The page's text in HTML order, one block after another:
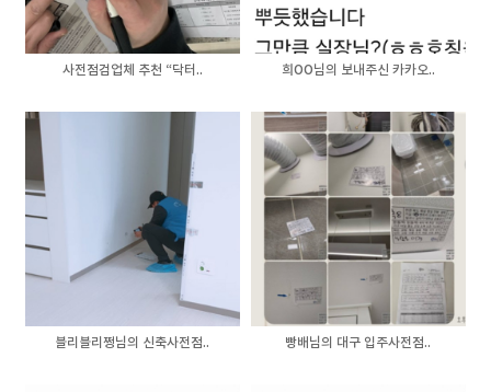
사전점검업체 추천 “닥터.. 희OO님의 보내주신 카카오..
블리블리쩡님의 신축사전점.. 빵배님의 대구 입주사전점..